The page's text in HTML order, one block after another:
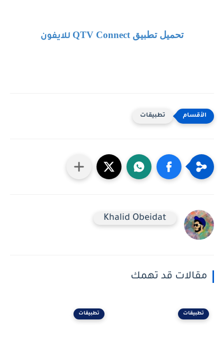
تحميل تطبيق QTV Connect للايفون
تطبيقات
Khalid Obeidat
مقالات قد تهمك
تطبيقات تطبيقات